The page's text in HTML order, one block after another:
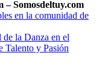
– Somosdeltuy.com
en la comunidad de
la Danza en el
Talento y Pasión